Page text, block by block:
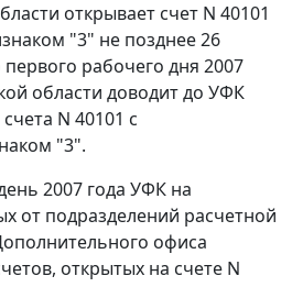
открывает счет N 40101
"3" не позднее 26
рабочего дня 2007
области доводит до УФК
N 40101 с
"3".
2007 года УФК на
от подразделений расчетной
офиса
открытых на счете N